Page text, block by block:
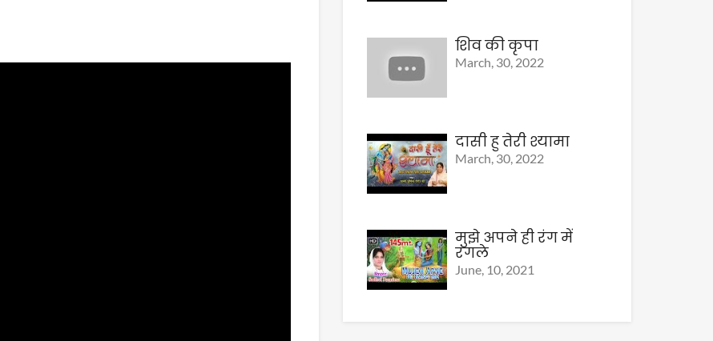
शिव की कृपा
March, 30, 2022
दासी हु तेरी श्यामा
March, 30, 2022
मुझे अपने ही रंग में
रंगले
June, 10, 2021